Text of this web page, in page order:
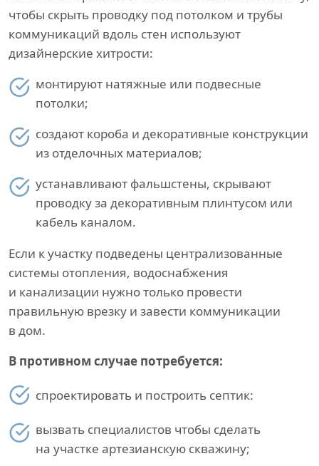
чтобы скрыть проводку под потолком и трубы
коммуникаций вдоль стен используют
дизайнерские хитрости:
монтируют натяжные или подвесные
потолки;
создают короба и декоративные конструкции
из отделочных материалов;
устанавливают фальшстены, скрывают
проводку за декоративным плинтусом или
кабель каналом.
Если к участку подведены централизованные
системы отопления, водоснабжения
и канализации нужно только провести
правильную врезку и завести коммуникации
в дом.
В противном случае потребуется:
спроектировать и построить септик:
вызвать специалистов чтобы сделать
на участке артезианскую скважину;